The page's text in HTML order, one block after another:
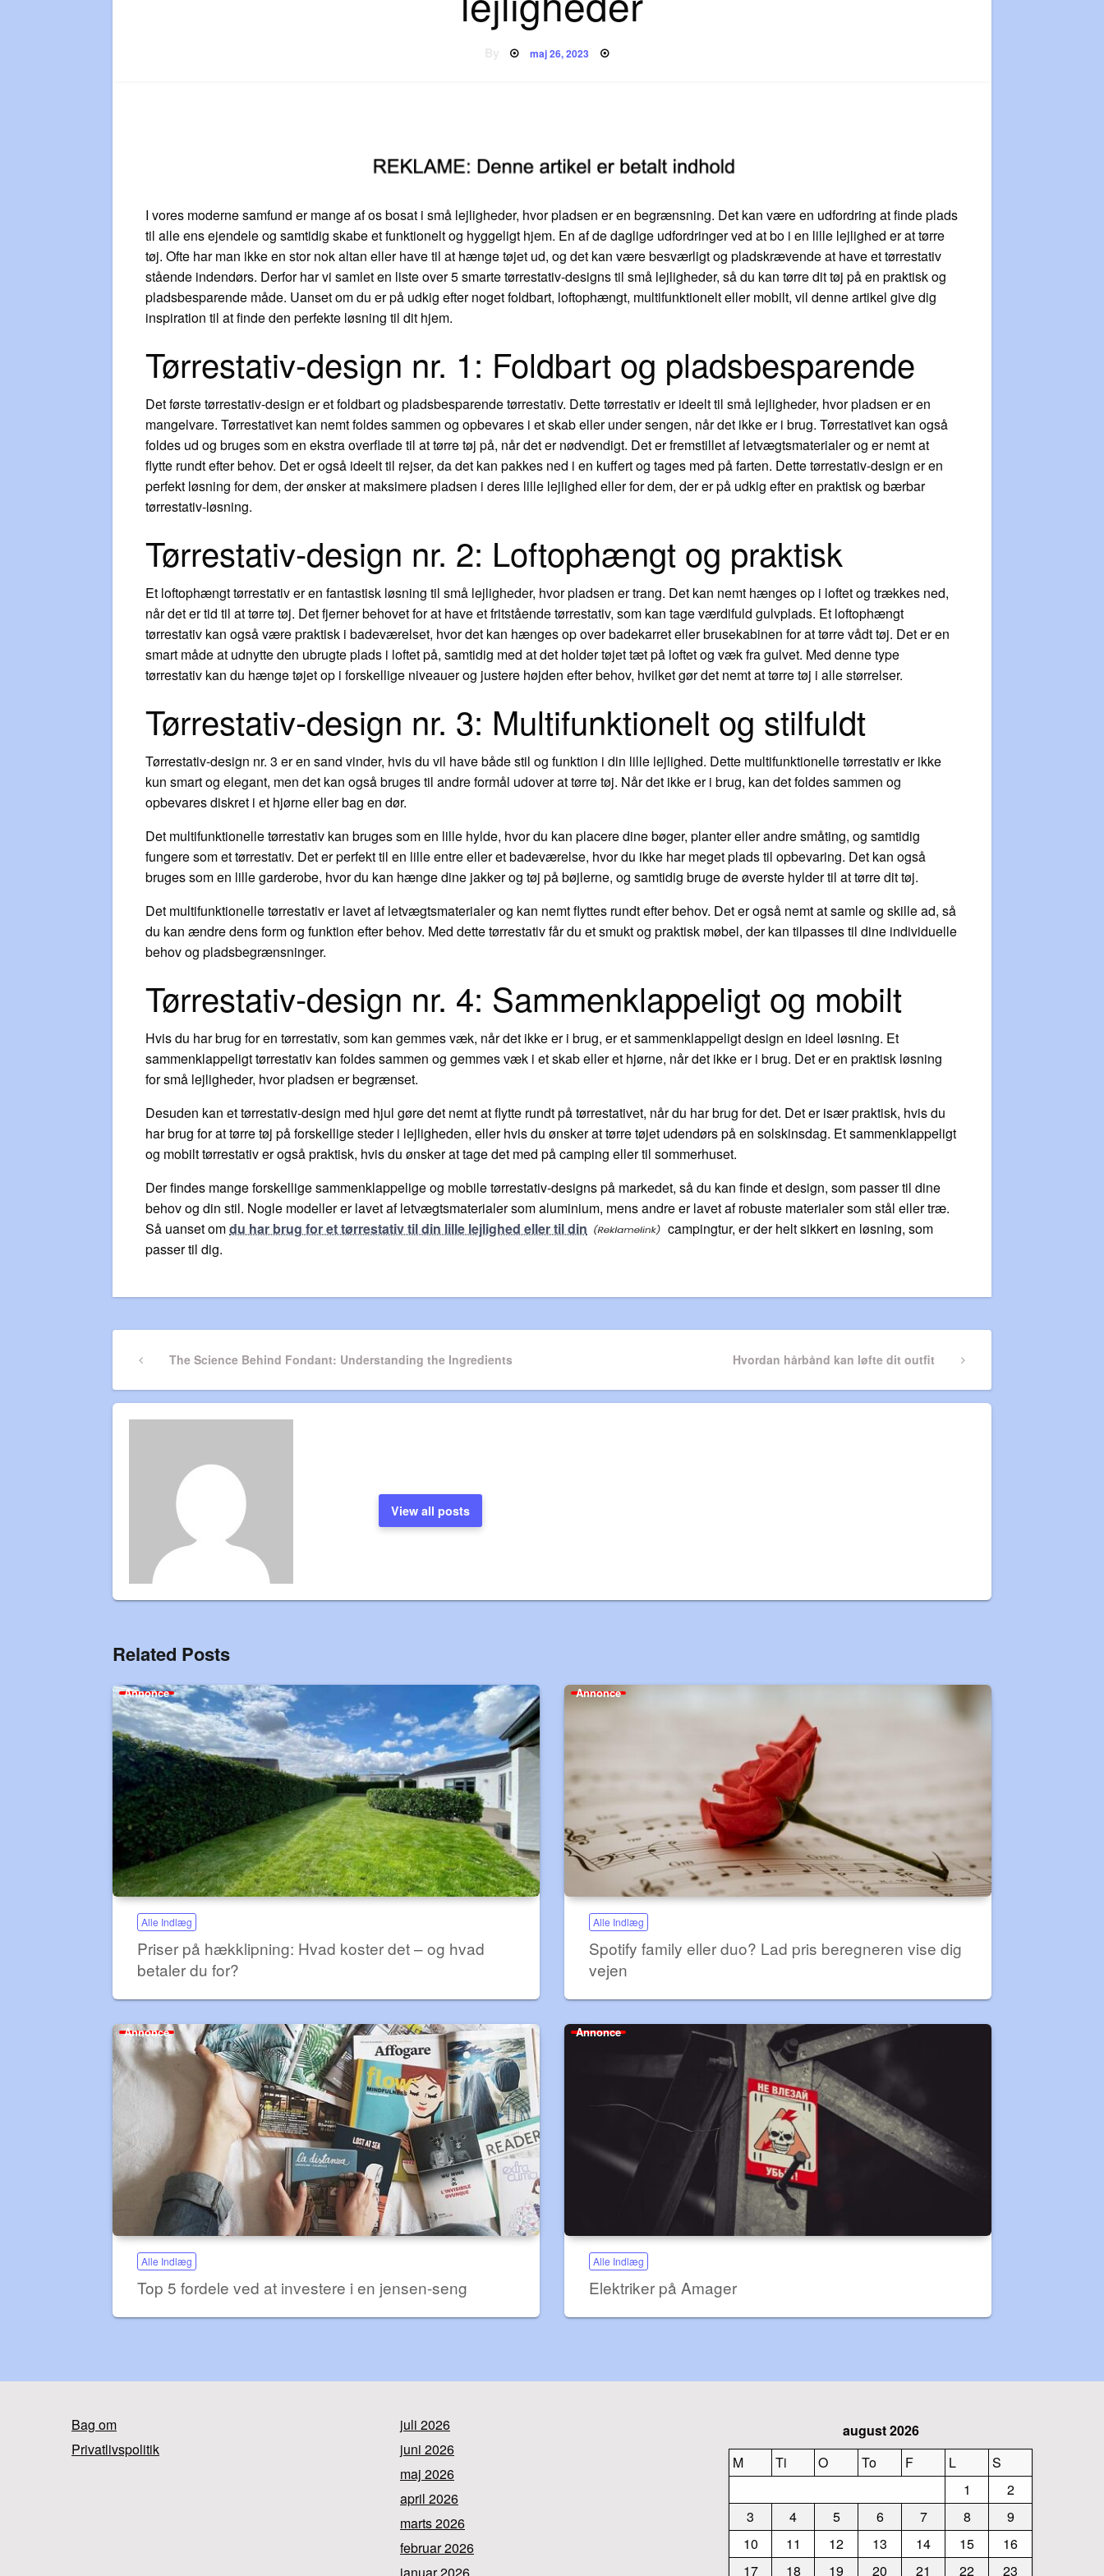
Posted
maj 26, 2023
I vores moderne samfund er mange af os bosat i små lejligheder, hvor pladsen er en begrænsning. Det kan være en udfordring at finde plads
til alle ens ejendele og samtidig skabe et funktionelt og hyggeligt hjem. En af de daglige udfordringer ved at bo i en lille lejlighed er at tørre
tøj. Ofte har man ikke en stor nok altan eller have til at hænge tøjet ud, og det kan være besværligt og pladskrævende at have et tørrestativ
stående indendørs. Derfor har vi samlet en liste over 5 smarte tørrestativ-designs til små lejligheder, så du kan tørre dit tøj på en praktisk og
pladsbesparende måde. Uanset om du er på udkig efter noget foldbart, loftophængt, multifunktionelt eller mobilt, vil denne artikel give dig
inspiration til at finde den perfekte løsning til dit hjem.
Tørrestativ-design nr. 1: Foldbart og pladsbesparende
Det første tørrestativ-design er et foldbart og pladsbesparende tørrestativ. Dette tørrestativ er ideelt til små lejligheder, hvor pladsen er en
mangelvare. Tørrestativet kan nemt foldes sammen og opbevares i et skab eller under sengen, når det ikke er i brug. Tørrestativet kan også
foldes ud og bruges som en ekstra overflade til at tørre tøj på, når det er nødvendigt. Det er fremstillet af letvægtsmaterialer og er nemt at
flytte rundt efter behov. Det er også ideelt til rejser, da det kan pakkes ned i en kuffert og tages med på farten. Dette tørrestativ-design er en
perfekt løsning for dem, der ønsker at maksimere pladsen i deres lille lejlighed eller for dem, der er på udkig efter en praktisk og bærbar
tørrestativ-løsning.
Tørrestativ-design nr. 2: Loftophængt og praktisk
Et loftophængt tørrestativ er en fantastisk løsning til små lejligheder, hvor pladsen er trang. Det kan nemt hænges op i loftet og trækkes ned,
når det er tid til at tørre tøj. Det fjerner behovet for at have et fritstående tørrestativ, som kan tage værdifuld gulvplads. Et loftophængt
tørrestativ kan også være praktisk i badeværelset, hvor det kan hænges op over badekarret eller brusekabinen for at tørre vådt tøj. Det er en
smart måde at udnytte den ubrugte plads i loftet på, samtidig med at det holder tøjet tæt på loftet og væk fra gulvet. Med denne type
tørrestativ kan du hænge tøjet op i forskellige niveauer og justere højden efter behov, hvilket gør det nemt at tørre tøj i alle størrelser.
Tørrestativ-design nr. 3: Multifunktionelt og stilfuldt
Tørrestativ-design nr. 3 er en sand vinder, hvis du vil have både stil og funktion i din lille lejlighed. Dette multifunktionelle tørrestativ er ikke
kun smart og elegant, men det kan også bruges til andre formål udover at tørre tøj. Når det ikke er i brug, kan det foldes sammen og
opbevares diskret i et hjørne eller bag en dør.
Det multifunktionelle tørrestativ kan bruges som en lille hylde, hvor du kan placere dine bøger, planter eller andre småting, og samtidig
fungere som et tørrestativ. Det er perfekt til en lille entre eller et badeværelse, hvor du ikke har meget plads til opbevaring. Det kan også
bruges som en lille garderobe, hvor du kan hænge dine jakker og tøj på bøjlerne, og samtidig bruge de øverste hylder til at tørre dit tøj.
Det multifunktionelle tørrestativ er lavet af letvægtsmaterialer og kan nemt flyttes rundt efter behov. Det er også nemt at samle og skille ad, så
du kan ændre dens form og funktion efter behov. Med dette tørrestativ får du et smukt og praktisk møbel, der kan tilpasses til dine individuelle
behov og pladsbegrænsninger.
Tørrestativ-design nr. 4: Sammenklappeligt og mobilt
Hvis du har brug for en tørrestativ, som kan gemmes væk, når det ikke er i brug, er et sammenklappeligt design en ideel løsning. Et
sammenklappeligt tørrestativ kan foldes sammen og gemmes væk i et skab eller et hjørne, når det ikke er i brug. Det er en praktisk løsning
for små lejligheder, hvor pladsen er begrænset.
Desuden kan et tørrestativ-design med hjul gøre det nemt at flytte rundt på tørrestativet, når du har brug for det. Det er især praktisk, hvis du
har brug for at tørre tøj på forskellige steder i lejligheden, eller hvis du ønsker at tørre tøjet udendørs på en solskinsdag. Et sammenklappeligt
og mobilt tørrestativ er også praktisk, hvis du ønsker at tage det med på camping eller til sommerhuset.
Der findes mange forskellige sammenklappelige og mobile tørrestativ-designs på markedet, så du kan finde et design, som passer til dine
behov og din stil. Nogle modeller er lavet af letvægtsmaterialer som aluminium, mens andre er lavet af robuste materialer som stål eller træ.
Så uanset omdu har brug for et tørrestativ til din lille lejlighed eller til din
campingtur, er der helt sikkert en løsning, som
passer til dig.
Indlægsnavigation
PreviousThe Science Behind Fondant: Understanding the Ingredients
Next
Hvordan hårbånd kan løfte dit outfit
View all posts
Related Posts
Annonce
Alle Indlæg
Priser på hækklipning: Hvad koster det – og hvad
betaler du for?
Annonce
Alle Indlæg
Spotify family eller duo? Lad pris beregneren vise dig
vejen
Annonce
Alle Indlæg
Top 5 fordele ved at investere i en jensen-seng
Annonce
Alle Indlæg
Elektriker på Amager
Bag om
Privatlivspolitik
juli 2026
juni 2026
maj 2026
april 2026
marts 2026
februar 2026
august 2026
M
Ti O To F L
S
1
2
3
4 5 6 7 8
9
10
11 12 13 14 15
16
17
18 19 20 21 22 23